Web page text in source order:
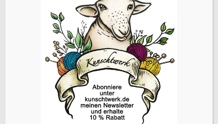
Strickanleitung Armstulpen
Waldreben – Mit diesen Stulpen hast
du garantiert warme Hände!
1 2 3